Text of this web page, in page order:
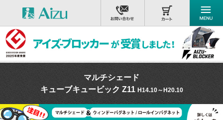
マルチシェード
キューブキュービック Z11 H14.10～H20.10